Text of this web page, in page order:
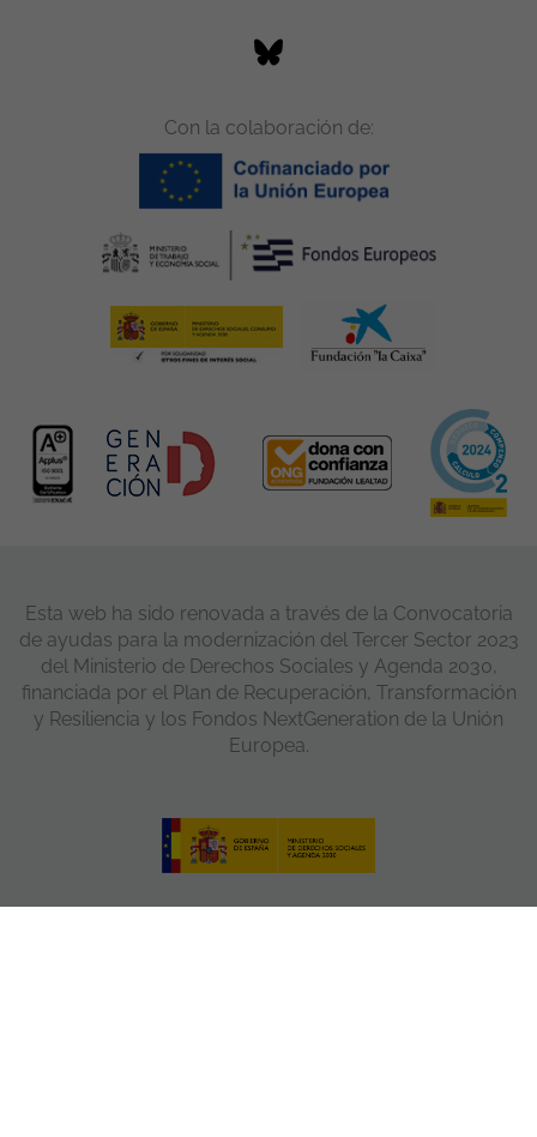
Con la colaboración de:
Esta web ha sido renovada a través de la Convocatoria
de ayudas para la modernización del Tercer Sector 2023
del Ministerio de Derechos Sociales y Agenda 2030,
financiada por el Plan de Recuperación, Transformación
y Resiliencia y los Fondos NextGeneration de la Unión
Europea.